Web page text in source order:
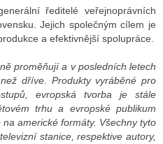
ředitelé veřejnoprávních
Jejich společným cílem je
a efektivnější spolupráce.
proměňují a v posledních letech
dříve. Produkty vyráběné pro
evropská tvorba je stále
trhu a evropské publikum
americké formáty. Všechny tyto
stanice, respektive autory,